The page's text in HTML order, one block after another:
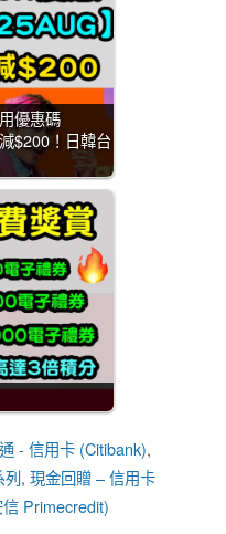
優惠碼
$200！日韓台
- 信用卡 (Citibank),
列, 現金回贈 – 信用卡
Primecredit)